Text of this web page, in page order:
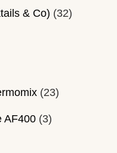
& Co) (32)
(23)
AF400 (3)